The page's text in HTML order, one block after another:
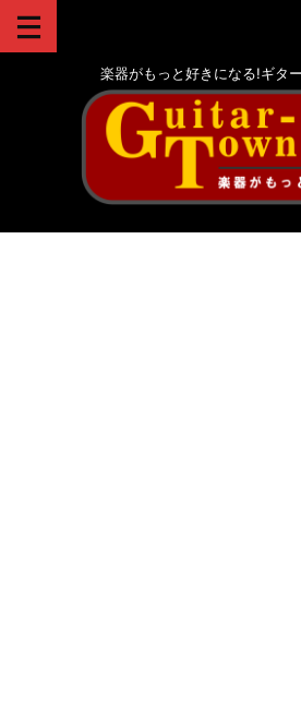
楽器がもっと好きになる!ギタ